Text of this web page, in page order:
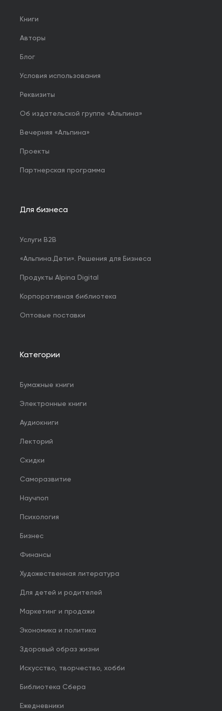
Книги
Авторы
Блог
Условия использования
Реквизиты
Об издательской группе «Альпина»
Вечерняя «Альпина»
Проекты
Партнерская программа
Для бизнеса
Услуги B2B
«Альпина.Дети». Решения для Бизнеса
Продукты Alpina Digital
Корпоративная библиотека
Оптовые поставки
Категории
Бумажные книги
Электронные книги
Аудиокниги
Лекторий
Скидки
Саморазвитие
Научпоп
Психология
Бизнес
Финансы
Художественная литература
Для детей и родителей
Маркетинг и продажи
Экономика и политика
Здоровый образ жизни
Искусство, творчество, хобби
Библиотека Сбера
Ежедневники